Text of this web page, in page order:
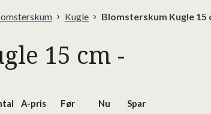
Kugle Blomsterskum Kugle 15
15 cm -
A-pris Før Nu Spar